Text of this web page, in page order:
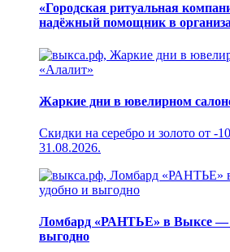
«Городская ритуальная
надёжный помощник в
Жаркие дни в ювелирном
Скидки на серебро и золото от -
31.08.2026.
Ломбард «РАНТЬЕ» в Выксе —
выгодно